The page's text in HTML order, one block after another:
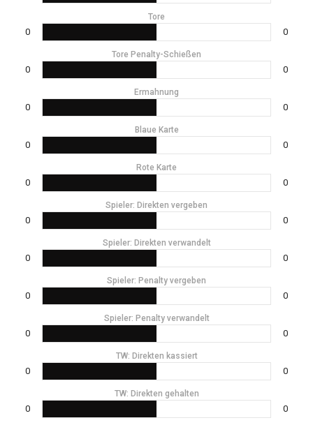
Tore
0 0
Tore Penalty-Schießen
0 0
Ermahnung
0 0
Blaue Karte
0 0
Rote Karte
0 0
Spieler: Direkten vergeben
0 0
Spieler: Direkten verwandelt
0 0
Spieler: Penalty vergeben
0 0
Spieler: Penalty verwandelt
0 0
TW: Direkten kassiert
0 0
TW: Direkten gehalten
0 0